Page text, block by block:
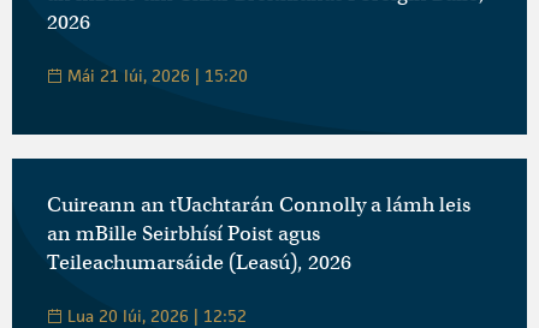
2026
Mái 21 Iúi, 2026 | 15:20
Cuireann an tUachtarán Connolly a lámh leis
an mBille Seirbhísí Poist agus
Teileachumarsáide (Leasú), 2026
Lua 20 Iúi, 2026 | 12:52